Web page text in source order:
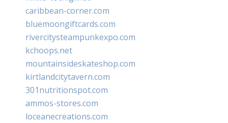
caribbean-corner.com
bluemoongiftcards.com
rivercitysteampunkexpo.com
kchoops.net
mountainsideskateshop.com
kirtlandcitytavern.com
301nutritionspot.com
ammos-stores.com
loceanecreations.com